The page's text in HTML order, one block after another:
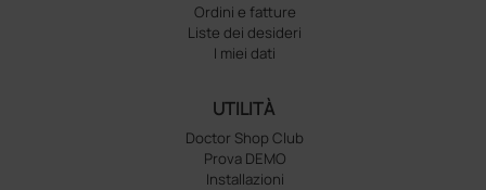
Ordini e fatture
Liste dei desideri
I miei dati
UTILITÀ
Doctor Shop Club
Prova DEMO
Installazioni